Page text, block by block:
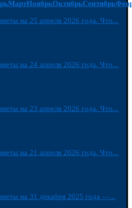
МартНоябрьОктябрьСентябрь
на 25 апреля 2026 года. Что...
на 24 апреля 2026 года. Что...
на 23 апреля 2026 года. Что...
на 21 апреля 2026 года. Что...
на 31 декабря 2025 года —...